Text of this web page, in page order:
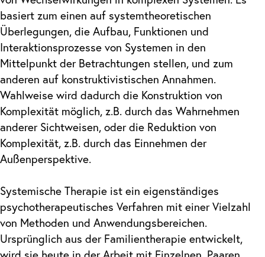
basiert zum einen auf systemtheoretischen
Überlegungen, die Aufbau, Funktionen und
Interaktionsprozesse von Systemen in den
Mittelpunkt der Betrachtungen stellen, und zum
anderen auf konstruktivistischen Annahmen.
Wahlweise wird dadurch die Konstruktion von
Komplexität möglich, z.B. durch das Wahrnehmen
anderer Sichtweisen, oder die Reduktion von
Komplexität, z.B. durch das Einnehmen der
Außenperspektive.
Systemische Therapie ist ein eigenständiges
psychotherapeutisches Verfahren mit einer Vielzahl
von Methoden und Anwendungsbereichen.
Ursprünglich aus der Familientherapie entwickelt,